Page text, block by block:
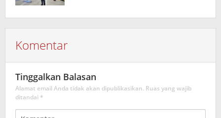
Komentar
Tinggalkan Balasan
Alamat email Anda tidak akan dipublikasikan. Ruas yang wajib
ditandai *